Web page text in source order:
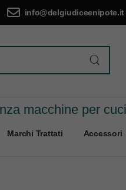
info@delgiudiceenipote.it
macchine per
Marchi Trattati Accessori